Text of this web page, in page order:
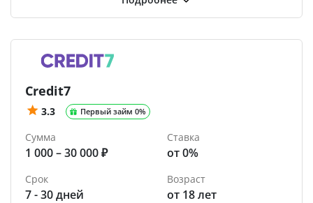
Credit7
3.3 Первый займ 0%
Сумма
1 000 – 30 000 ₽
Ставка
от 0%
Срок
7 - 30 дней
Возраст
от 18 лет